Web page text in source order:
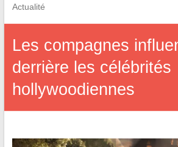
Actualité
Les compagnes
derrière les célébrités
hollywoodiennes